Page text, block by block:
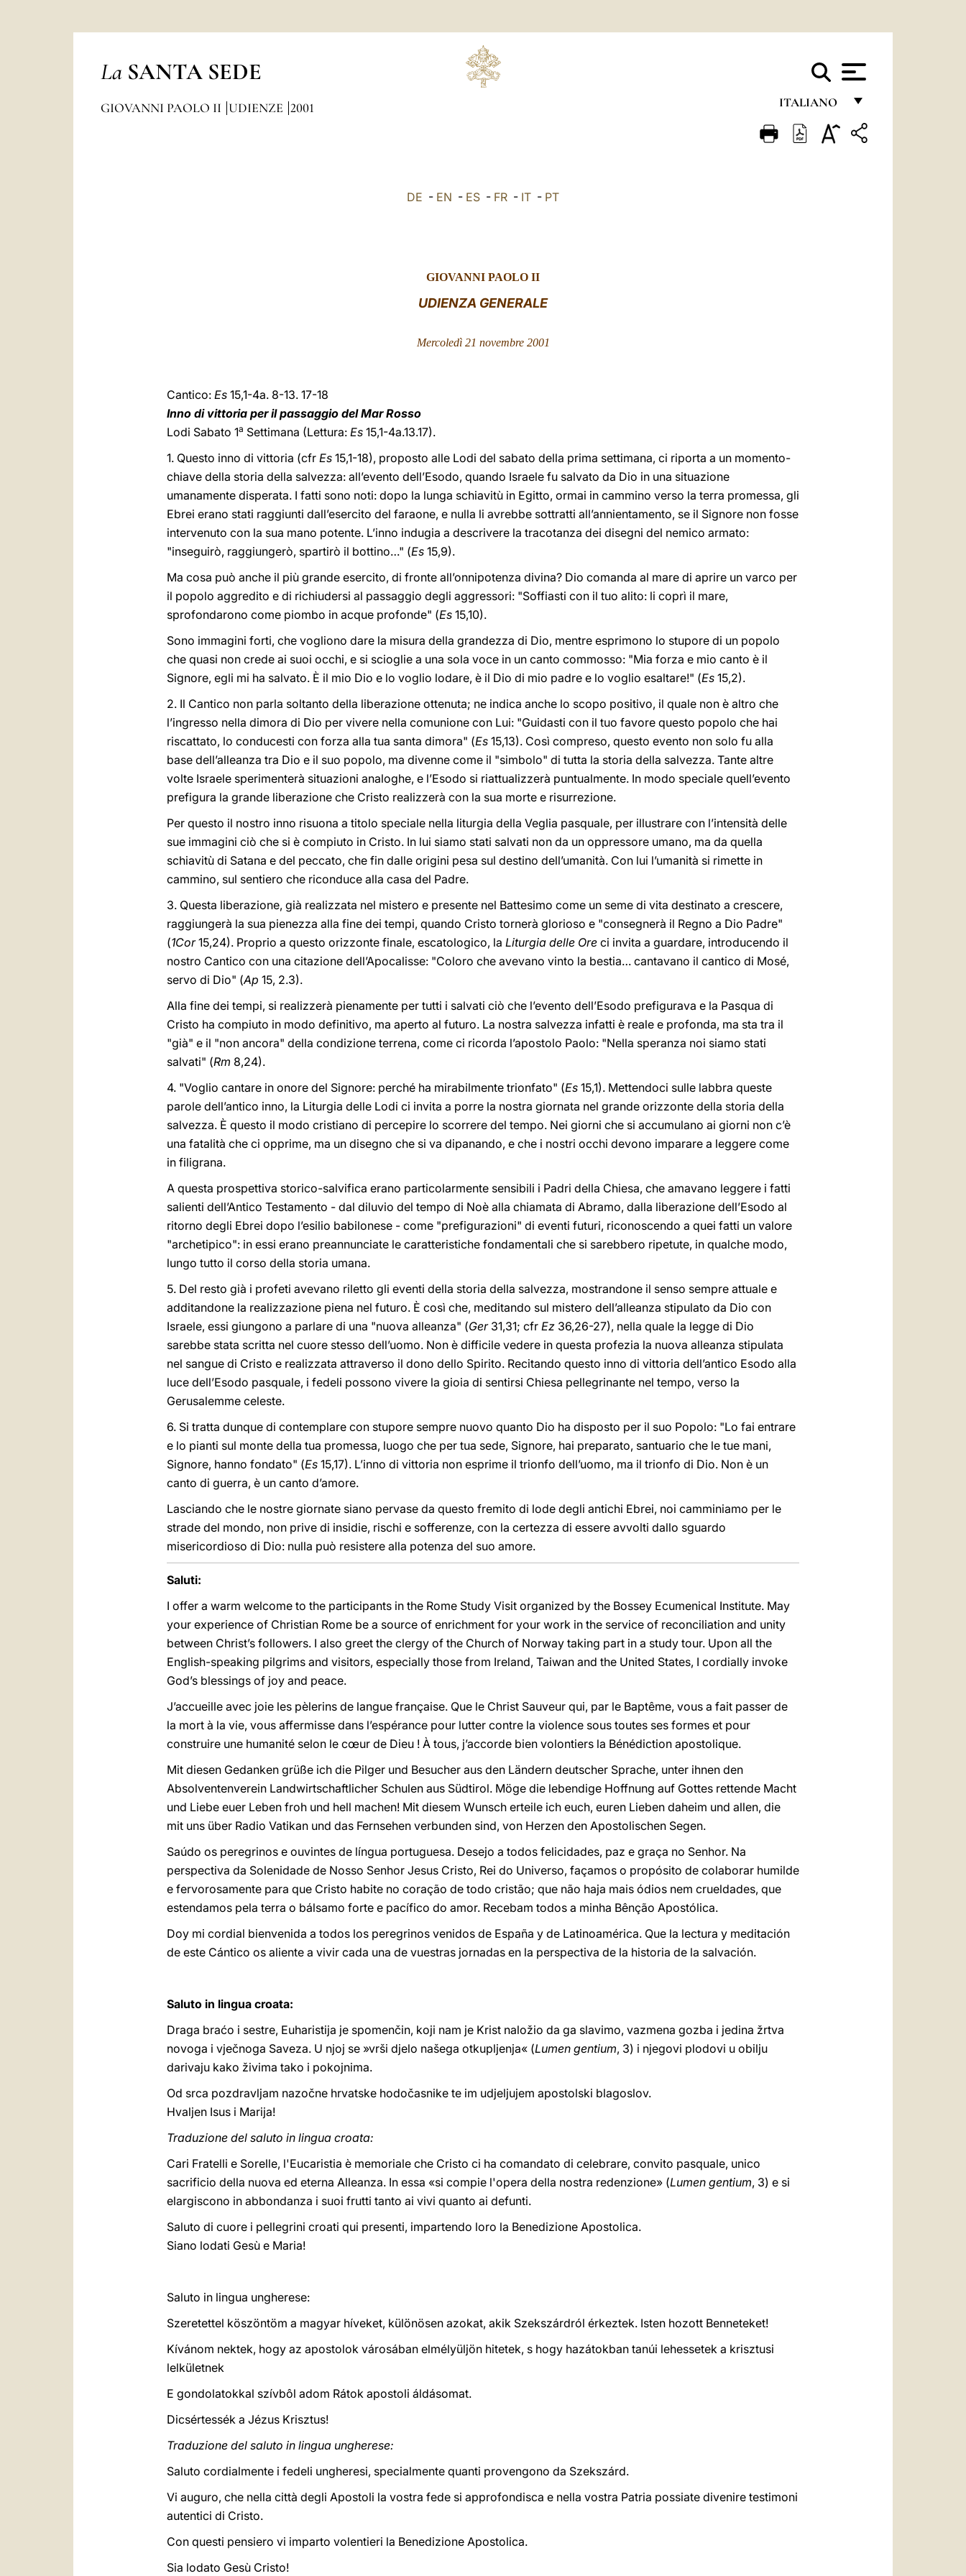
La SANTA SEDE
ITALIANO
FRANÇAIS
GIOVANNI PAOLO II UDIENZE 2001
DE - EN - ES - FR - IT - PT
GIOVANNI PAOLO II
UDIENZA GENERALE
Mercoledì 21 novembre 2001
Cantico: Es 15,1-4a. 8-13. 17-18
Inno di vittoria per il passaggio del Mar Rosso
Lodi Sabato 1a Settimana (Lettura: Es 15,1-4a.13.17).
1. Questo inno di vittoria (cfr Es 15,1-18), proposto alle Lodi del sabato della prima settimana, ci riporta a un momento-
chiave della storia della salvezza: all’evento dell’Esodo, quando Israele fu salvato da Dio in una situazione
umanamente disperata. I fatti sono noti: dopo la lunga schiavitù in Egitto, ormai in cammino verso la terra promessa, gli
Ebrei erano stati raggiunti dall’esercito del faraone, e nulla li avrebbe sottratti all’annientamento, se il Signore non fosse
intervenuto con la sua mano potente. L’inno indugia a descrivere la tracotanza dei disegni del nemico armato:
"inseguirò, raggiungerò, spartirò il bottino…" (Es 15,9).
Ma cosa può anche il più grande esercito, di fronte all’onnipotenza divina? Dio comanda al mare di aprire un varco per
il popolo aggredito e di richiudersi al passaggio degli aggressori: "Soffiasti con il tuo alito: li coprì il mare,
sprofondarono come piombo in acque profonde" (Es 15,10).
Sono immagini forti, che vogliono dare la misura della grandezza di Dio, mentre esprimono lo stupore di un popolo
che quasi non crede ai suoi occhi, e si scioglie a una sola voce in un canto commosso: "Mia forza e mio canto è il
Signore, egli mi ha salvato. È il mio Dio e lo voglio lodare, è il Dio di mio padre e lo voglio esaltare!" (Es 15,2).
2. Il Cantico non parla soltanto della liberazione ottenuta; ne indica anche lo scopo positivo, il quale non è altro che
l’ingresso nella dimora di Dio per vivere nella comunione con Lui: "Guidasti con il tuo favore questo popolo che hai
riscattato, lo conducesti con forza alla tua santa dimora" (Es 15,13). Così compreso, questo evento non solo fu alla
base dell’alleanza tra Dio e il suo popolo, ma divenne come il "simbolo" di tutta la storia della salvezza. Tante altre
volte Israele sperimenterà situazioni analoghe, e l’Esodo si riattualizzerà puntualmente. In modo speciale quell’evento
prefigura la grande liberazione che Cristo realizzerà con la sua morte e risurrezione.
Per questo il nostro inno risuona a titolo speciale nella liturgia della Veglia pasquale, per illustrare con l’intensità delle
sue immagini ciò che si è compiuto in Cristo. In lui siamo stati salvati non da un oppressore umano, ma da quella
schiavitù di Satana e del peccato, che fin dalle origini pesa sul destino dell’umanità. Con lui l’umanità si rimette in
cammino, sul sentiero che riconduce alla casa del Padre.
3. Questa liberazione, già realizzata nel mistero e presente nel Battesimo come un seme di vita destinato a crescere,
raggiungerà la sua pienezza alla fine dei tempi, quando Cristo tornerà glorioso e "consegnerà il Regno a Dio Padre"
(1Cor15,24). Proprio a questo orizzonte finale, escatologico, la Liturgia delle Ore ci invita a guardare, introducendo il
nostro Cantico con una citazione dell’Apocalisse: "Coloro che avevano vinto la bestia… cantavano il cantico di Mosé,
servo di Dio" (Ap 15, 2.3).
Alla fine dei tempi, si realizzerà pienamente per tutti i salvati ciò che l’evento dell’Esodo prefigurava e la Pasqua di
Cristo ha compiuto in modo definitivo, ma aperto al futuro. La nostra salvezza infatti è reale e profonda, ma sta tra il
"già" e il "non ancora" della condizione terrena, come ci ricorda l’apostolo Paolo: "Nella speranza noi siamo stati
salvati" (Rm 8,24).
4. "Voglio cantare in onore del Signore: perché ha mirabilmente trionfato" (Es 15,1). Mettendoci sulle labbra queste
parole dell’antico inno, la Liturgia delle Lodi ci invita a porre la nostra giornata nel grande orizzonte della storia della
salvezza. È questo il modo cristiano di percepire lo scorrere del tempo. Nei giorni che si accumulano ai giorni non c’è
una fatalità che ci opprime, ma un disegno che si va dipanando, e che i nostri occhi devono imparare a leggere come
in filigrana.
A questa prospettiva storico-salvifica erano particolarmente sensibili i Padri della Chiesa, che amavano leggere i fatti
salienti dell’Antico Testamento - dal diluvio del tempo di Noè alla chiamata di Abramo, dalla liberazione dell’Esodo al
ritorno degli Ebrei dopo l’esilio babilonese - come "prefigurazioni" di eventi futuri, riconoscendo a quei fatti un valore
"archetipico": in essi erano preannunciate le caratteristiche fondamentali che si sarebbero ripetute, in qualche modo,
lungo tutto il corso della storia umana.
5. Del resto già i profeti avevano riletto gli eventi della storia della salvezza, mostrandone il senso sempre attuale e
additandone la realizzazione piena nel futuro. È così che, meditando sul mistero dell’alleanza stipulato da Dio con
Israele, essi giungono a parlare di una "nuova alleanza" (Ger31,31; cfr Ez 36,26-27), nella quale la legge di Dio
sarebbe stata scritta nel cuore stesso dell’uomo. Non è difficile vedere in questa profezia la nuova alleanza stipulata
nel sangue di Cristo e realizzata attraverso il dono dello Spirito. Recitando questo inno di vittoria dell’antico Esodo alla
luce dell’Esodo pasquale, i fedeli possono vivere la gioia di sentirsi Chiesa pellegrinante nel tempo, verso la
Gerusalemme celeste.
6. Si tratta dunque di contemplare con stupore sempre nuovo quanto Dio ha disposto per il suo Popolo: "Lo fai entrare
e lo pianti sul monte della tua promessa, luogo che per tua sede, Signore, hai preparato, santuario che le tue mani,
Signore, hanno fondato" (Es 15,17). L’inno di vittoria non esprime il trionfo dell’uomo, ma il trionfo di Dio. Non è un
canto di guerra, è un canto d’amore.
Lasciando che le nostre giornate siano pervase da questo fremito di lode degli antichi Ebrei, noi camminiamo per le
strade del mondo, non prive di insidie, rischi e sofferenze, con la certezza di essere avvolti dallo sguardo
misericordioso di Dio: nulla può resistere alla potenza del suo amore.
Saluti:
I offer a warm welcome to the participants in the Rome Study Visit organized by the Bossey Ecumenical Institute. May
your experience of Christian Rome be a source of enrichment for your work in the service of reconciliation and unity
between Christ’s followers. I also greet the clergy of the Church of Norway taking part in a study tour. Upon all the
English-speaking pilgrims and visitors, especially those from Ireland, Taiwan and the United States, I cordially invoke
God’s blessings of joy and peace.
J’accueille avec joie les pèlerins de langue française. Que le Christ Sauveur qui, par le Baptême, vous a fait passer de
la mort à la vie, vous affermisse dans l’espérance pour lutter contre la violence sous toutes ses formes et pour
construire une humanité selon le cœur de Dieu ! À tous, j’accorde bien volontiers la Bénédiction apostolique.
Mit diesen Gedanken grüße ich die Pilger und Besucher aus den Ländern deutscher Sprache, unter ihnen den
Absolventenverein Landwirtschaftlicher Schulen aus Südtirol. Möge die lebendige Hoffnung auf Gottes rettende Macht
und Liebe euer Leben froh und hell machen! Mit diesem Wunsch erteile ich euch, euren Lieben daheim und allen, die
mit uns über Radio Vatikan und das Fernsehen verbunden sind, von Herzen den Apostolischen Segen.
Saúdo os peregrinos e ouvintes de língua portuguesa. Desejo a todos felicidades, paz e graça no Senhor. Na
perspectiva da Solenidade de Nosso Senhor Jesus Cristo, Rei do Universo, façamos o propósito de colaborar humilde
e fervorosamente para que Cristo habite no coração de todo cristão; que não haja mais ódios nem crueldades, que
estendamos pela terra o bálsamo forte e pacífico do amor. Recebam todos a minha Bênção Apostólica.
Doy mi cordial bienvenida a todos los peregrinos venidos de España y de Latinoamérica. Que la lectura y meditación
de este Cántico os aliente a vivir cada una de vuestras jornadas en la perspectiva de la historia de la salvación.
Saluto in lingua croata:
Draga braćo i sestre, Euharistija je spomenčin, koji nam je Krist naložio da ga slavimo, vazmena gozba i jedina žrtva
novoga i vječnoga Saveza. U njoj se »vrši djelo našega otkupljenja« (Lumen gentium, 3) i njegovi plodovi u obilju
darivaju kako živima tako i pokojnima.
Od srca pozdravljam nazočne hrvatske hodočasnike te im udjeljujem apostolski blagoslov.
Hvaljen Isus i Marija!
Traduzione del saluto in lingua croata:
Cari Fratelli e Sorelle, l'Eucaristia è memoriale che Cristo ci ha comandato di celebrare, convito pasquale, unico
sacrificio della nuova ed eterna Alleanza. In essa «si compie l'opera della nostra redenzione» (Lumen gentium, 3) e si
elargiscono in abbondanza i suoi frutti tanto ai vivi quanto ai defunti.
Saluto di cuore i pellegrini croati qui presenti, impartendo loro la Benedizione Apostolica.
Siano lodati Gesù e Maria!
Saluto in lingua ungherese:
Szeretettel köszöntöm a magyar híveket, különösen azokat, akik Szekszárdról érkeztek. Isten hozott Benneteket!
Kívánom nektek, hogy az apostolok városában elmélyüljön hitetek, s hogy hazátokban tanúi lehessetek a krisztusi
lelkületnek
E gondolatokkal szívbôl adom Rátok apostoli áldásomat.
Dicsértessék a Jézus Krisztus!
Traduzione del saluto in lingua ungherese:
Saluto cordialmente i fedeli ungheresi, specialmente quanti provengono da Szekszárd.
Vi auguro, che nella città degli Apostoli la vostra fede si approfondisca e nella vostra Patria possiate divenire testimoni
autentici di Cristo.
Con questi pensiero vi imparto volentieri la Benedizione Apostolica.
Sia lodato Gesù Cristo!